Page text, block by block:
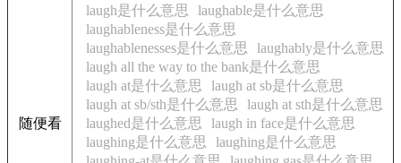
随便看
laugh是什么意思
laughable是什么意思
laughableness是什么意思
laughablenesses是什么意思
laughably是什么意思
laugh all the way to the bank是什么意思
laugh at是什么意思
laugh at sb是什么意思
laugh at sb/sth是什么意思
laugh at sth是什么意思
laughed是什么意思
laugh in face是什么意思
laughing是什么意思
laughing是什么意思